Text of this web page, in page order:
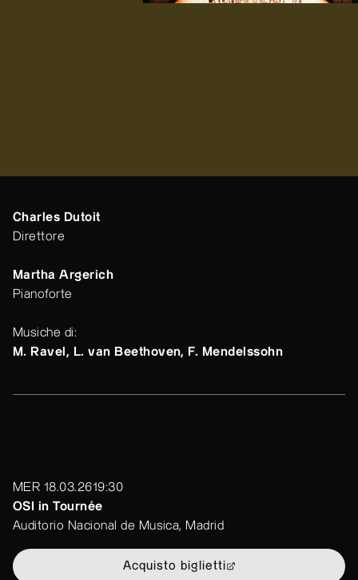
Charles Dutoit
Direttore
Martha Argerich
Pianoforte
Musiche di:
M. Ravel, L. van Beethoven, F. Mendelssohn
MER 18.03.2619:30
OSI in Tournée
Auditorio Nacional de Musica, Madrid
Acquisto biglietti